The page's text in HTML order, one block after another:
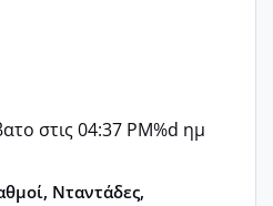
στις 04:37 PM%d ημ
Νταντάδες,